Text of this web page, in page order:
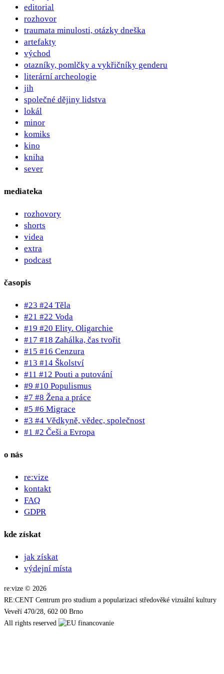
editorial
rozhovor
traumata minulosti, otázky dneška
artefakty
východ
otazníky, pomlčky a vykřičníky genderu
literární archeologie
jih
společné dějiny lidstva
lokál
minor
komiks
kino
kniha
sever
mediateka
rozhovory
shorts
videa
extra
podcast
časopis
#23 #24 Těla
#21 #22 Voda
#19 #20 Elity. Oligarchie
#17 #18 Zahálka, čas tvořit
#15 #16 Cenzura
#13 #14 Školství
#11 #12 Pouti a putování
#9 #10 Populismus
#7 #8 Žena a práce
#5 #6 Migrace
#3 #4 Vědkyně, vědec, společnost
#1 #2 Češi a Evropa
o nás
re:vize
kontakt
FAQ
GDPR
kde získat
jak získat
výdejní místa
re:vize © 2026
RE:CENT Centrum pro studium a popularizaci středověké vizuální kultury
Veveří 470/28, 602 00 Brno
All rights reserved